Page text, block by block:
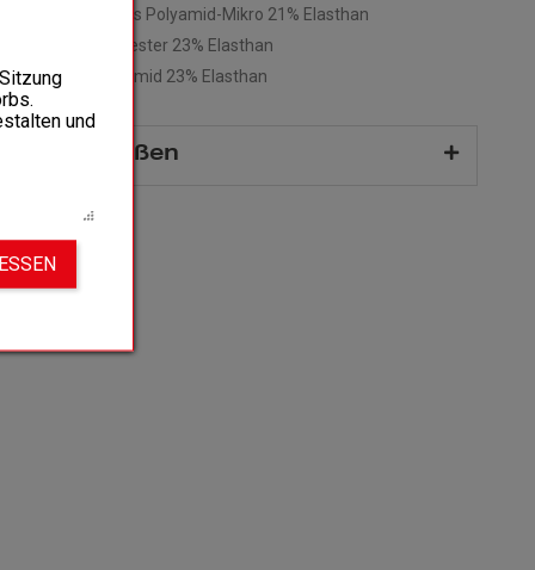
79% Recyceltes Polyamid-Mikro 21% Elasthan
Bund: 77% Polyester 23% Elasthan
Knie: 87% Polyamid 23% Elasthan
und Größen
und